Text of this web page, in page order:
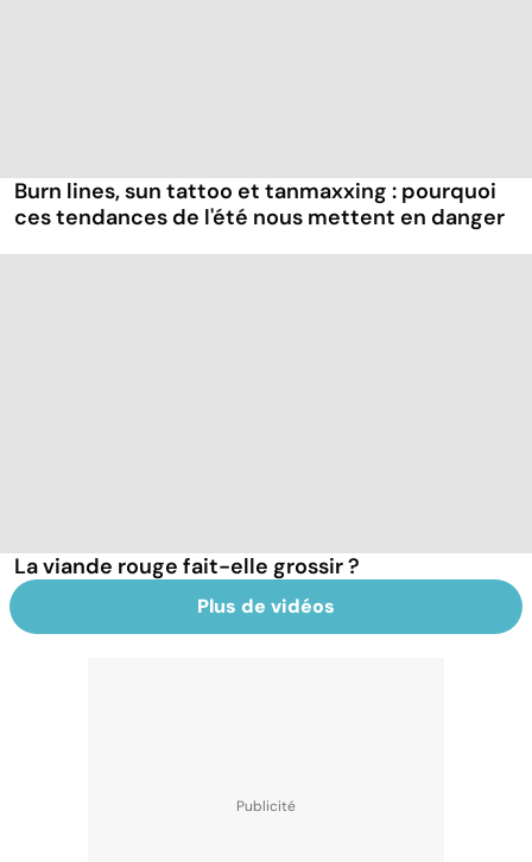
Burn lines, sun tattoo et tanmaxxing : pourquoi
ces tendances de l'été nous mettent en danger
La viande rouge fait-elle grossir ?
Plus de vidéos